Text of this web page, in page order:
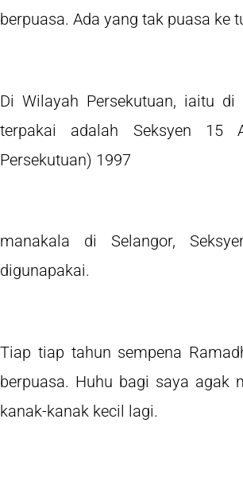
berpuasa. Ada yang tak puasa ke
Di Wilayah Persekutuan, iaitu
terpakai adalah Seksyen 15
Persekutuan) 1997
manakala di Selangor,
digunapakai.
Tiap tiap tahun sempena
berpuasa. Huhu bagi saya agak
kanak-kanak kecil lagi.